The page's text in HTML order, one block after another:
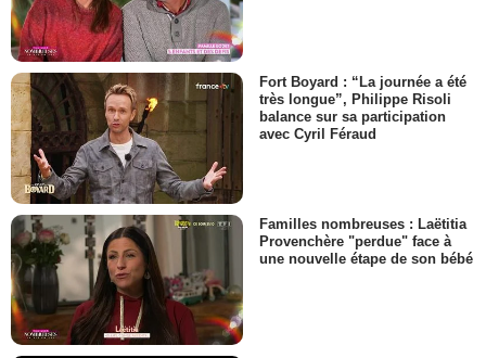
Fort Boyard : “La journée a été
très longue”, Philippe Risoli
balance sur sa participation
avec Cyril Féraud
Familles nombreuses : Laëtitia
Provenchère "perdue" face à
une nouvelle étape de son bébé